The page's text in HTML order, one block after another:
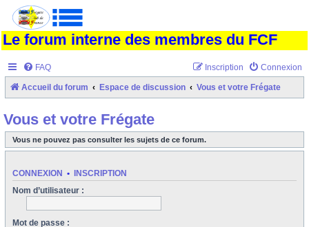
Le forum interne des membres du FCF
FAQ Connexion
Inscription
Accueil du forum Espace de discussion Vous et votre Frégate
Vous et votre Frégate
Vous ne pouvez pas consulter les sujets de ce forum.
CONNEXION • INSCRIPTION
Nom d’utilisateur :
Mot de passe :